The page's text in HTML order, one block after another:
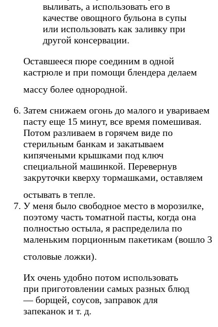
выливать, а использовать его в
качестве овощного бульона в супы
или использовать как заливку при
другой консервации.
Оставшееся пюре соединим в одной
кастрюле и при помощи блендера делаем
массу более однородной.
Затем снижаем огонь до малого и увариваем
пасту еще 15 минут, все время помешивая.
Потом разливаем в горячем виде по
стерильным банкам и закатываем
кипячеными крышками под ключ
специальной машинкой. Перевернув
закруточки кверху тормашками, оставляем
остывать в тепле.
У меня было свободное место в морозилке,
поэтому часть томатной пасты, когда она
полностью остыла, я распределила по
маленьким порционным пакетикам (вошло 3
столовые ложки).
Их очень удобно потом использовать
при приготовлении самых разных блюд
— борщей, соусов, заправок для
запеканок и т. д.